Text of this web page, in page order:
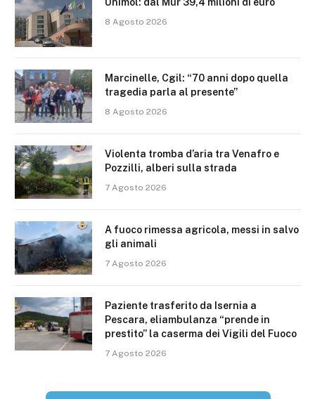
8 Agosto 2026
Marcinelle, Cgil: “70 anni dopo quella
tragedia parla al presente”
8 Agosto 2026
Violenta tromba d’aria tra Venafro e
Pozzilli, alberi sulla strada
7 Agosto 2026
A fuoco rimessa agricola, messi in salvo
gli animali
7 Agosto 2026
Paziente trasferito da Isernia a
Pescara, eliambulanza “prende in
prestito” la caserma dei Vigili del Fuoco
7 Agosto 2026